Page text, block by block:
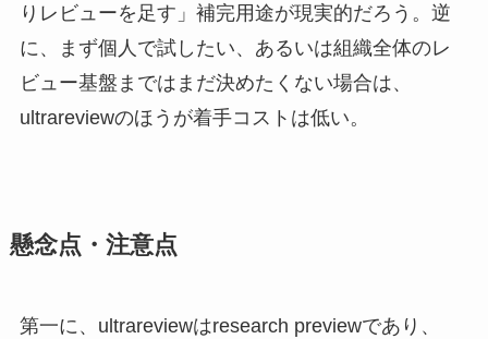
りレビューを足す」補完用途が現実的だろう。逆
に、まず個人で試したい、あるいは組織全体のレ
ビュー基盤まではまだ決めたくない場合は、
ultrareviewのほうが着手コストは低い。
懸念点・注意点
第一に、ultrareviewはresearch previewであり、